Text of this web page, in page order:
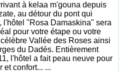
à kelaa m'gouna depuis
au détour du pont qui
l'hôtel "Rosa Damaskina" sera
pour votre étape ou votre
Vallée des Roses ainsi
du Dadès. Entièrement
l'hôtel a fait peau neuve pour
et confort... ...